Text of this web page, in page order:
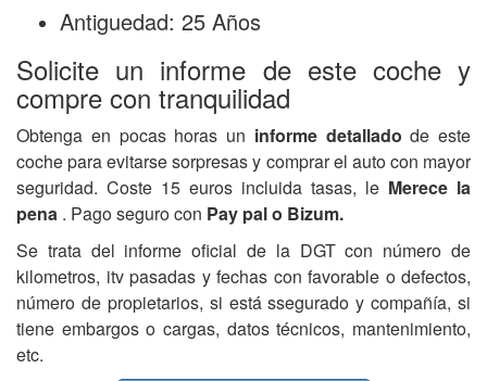
Antiguedad: 25 Años
Solicite un informe de este coche y
compre con tranquilidad
Obtenga en pocas horas un informe detalladode este
coche para evitarse sorpresas y comprar el auto con mayor
seguridad. Coste 15 euros incluida tasas, le Merece la
pena . Pago seguro con Pay pal o Bizum.
Se trata del informe oficial de la DGT con número de
kilometros, itv pasadas y fechas con favorable o defectos,
número de propietarios, si está ssegurado y compañía, si
tiene embargos o cargas, datos técnicos, mantenimiento,
etc.